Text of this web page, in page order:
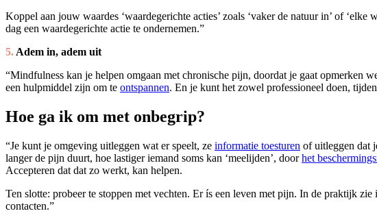
Koppel aan jouw waardes ‘waardegerichte acties’ zoals ‘vaker de natuur in’ of
dag een waardegerichte actie te ondernemen.”
5. Adem in, adem uit
“Mindfulness kan je helpen omgaan met chronische pijn, doordat je gaat opmerken
een hulpmiddel zijn om te ontspannen. En je kunt het zowel professioneel doen,
Hoe ga ik om met onbegrip?
“Je kunt je omgeving uitleggen wat er speelt, ze informatie toesturen of uitleggen dat
langer de pijn duurt, hoe lastiger iemand soms kan ‘meelijden’, doorhet
Accepteren dat dat zo werkt, kan helpen.
Ten slotte: probeer te stoppen met vechten. Er ís een leven met pijn. In de praktijk
contacten.”